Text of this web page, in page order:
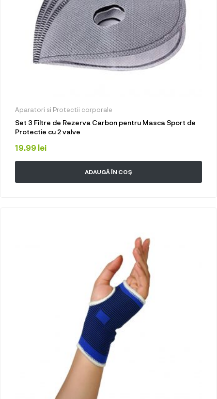
Aparatori si Protectii corporale
Set 3 Filtre de Rezerva Carbon pentru Masca Sport de
Protectie cu 2 valve
19.99 lei
ADAUGĂ ÎN COȘ